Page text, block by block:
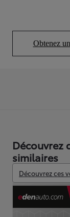
Obtenez
Découvrez
similaires
Découvrez ces